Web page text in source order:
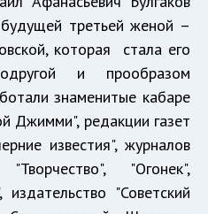
третьей женой –
которая стала его
и прообразом
знаменитые кабаре
Джимми", редакции газет
известия", журналов
"Огонек",
"Советский